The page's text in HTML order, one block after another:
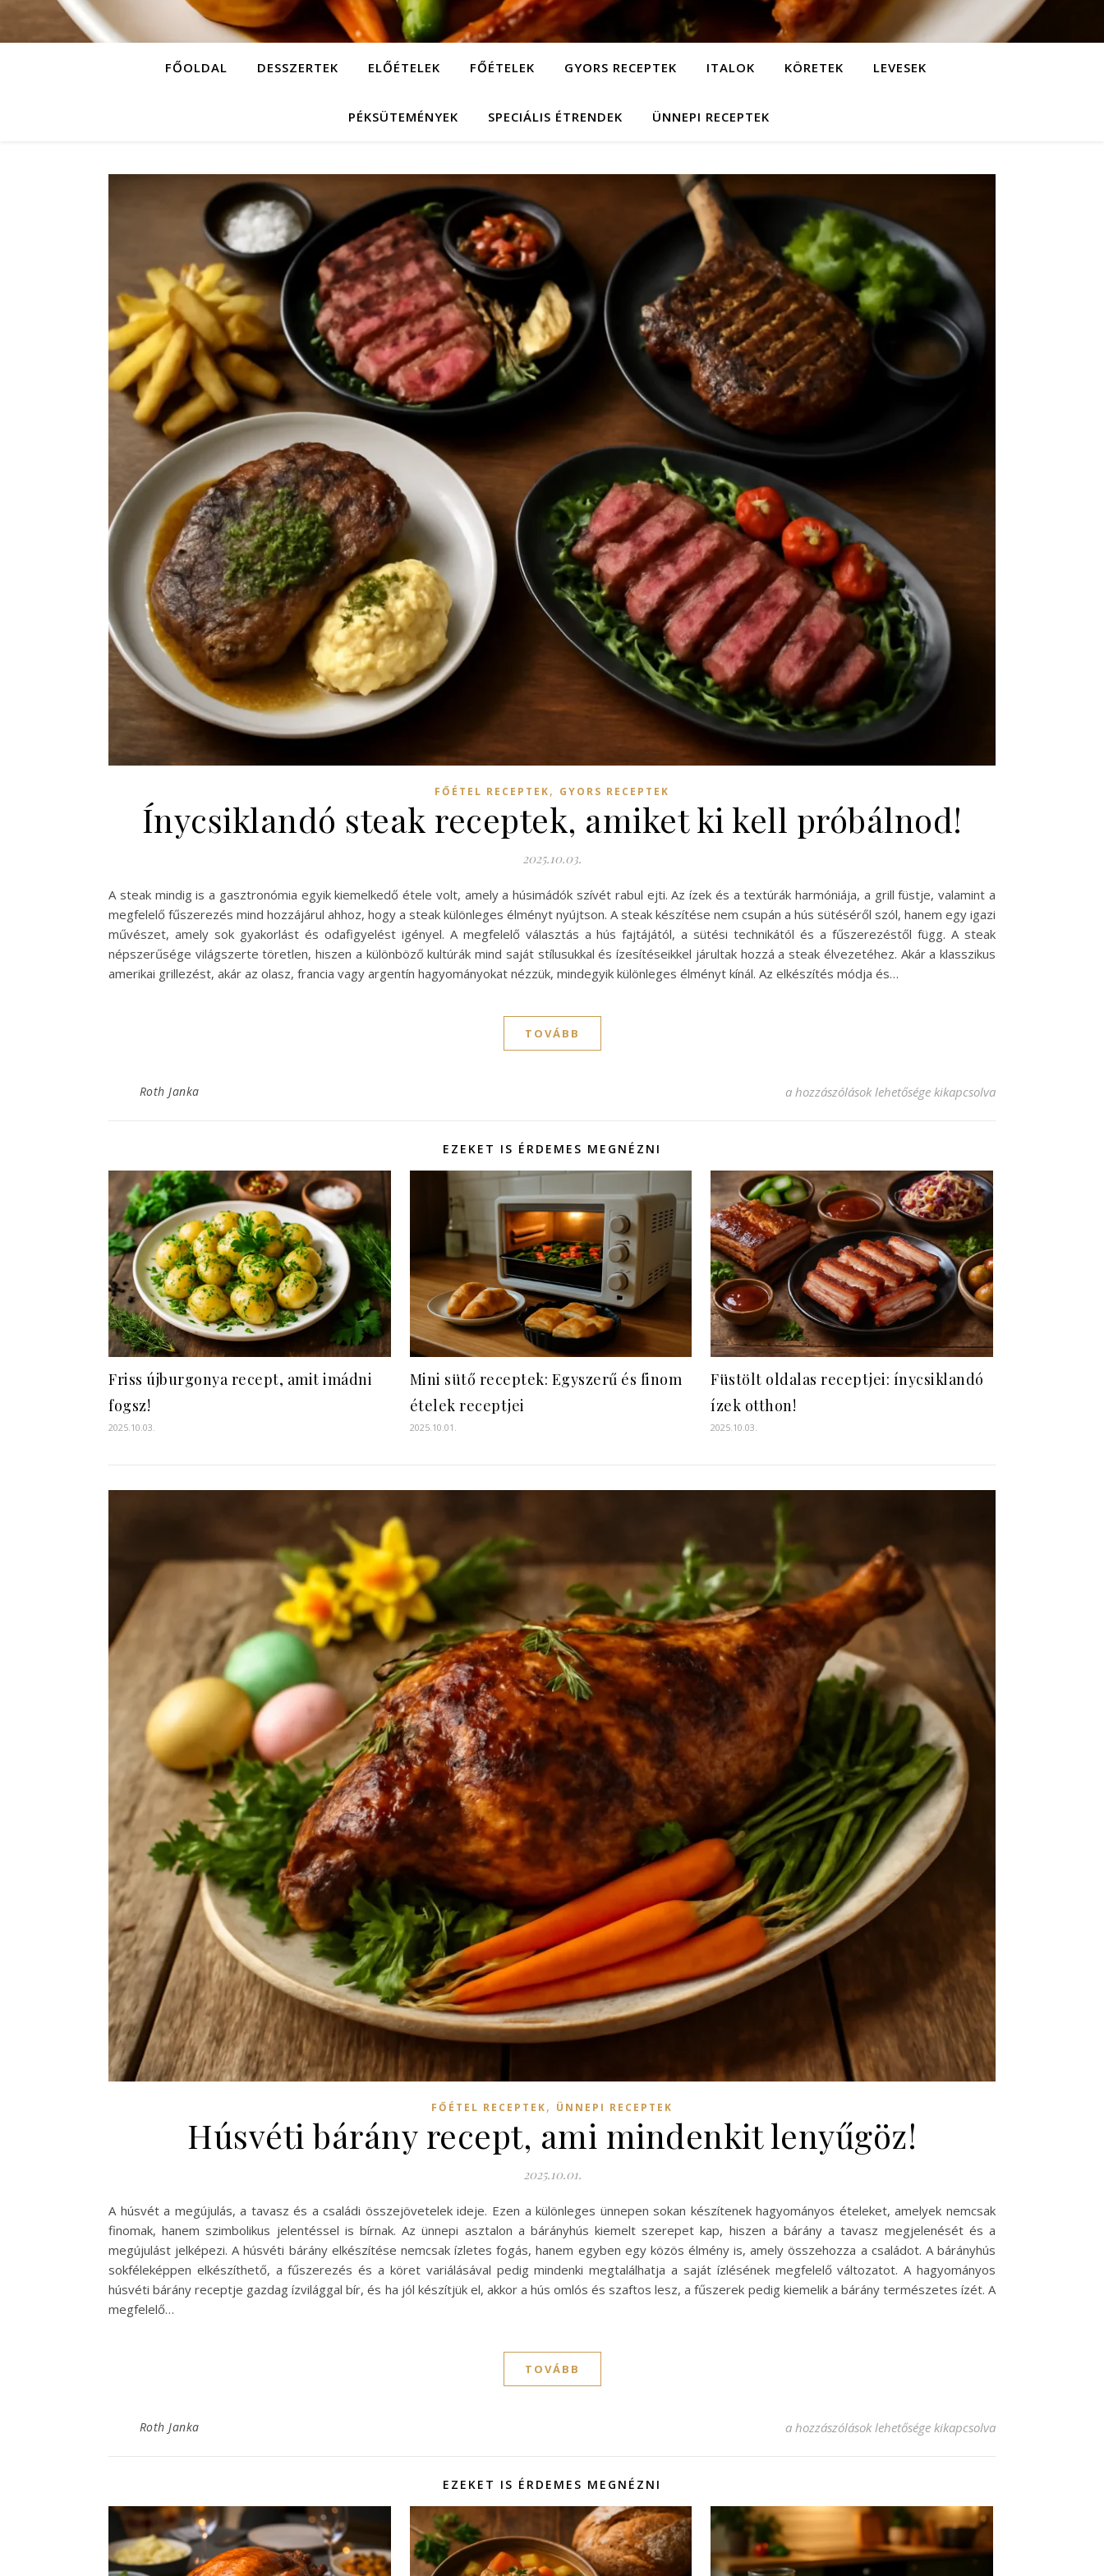
FŐOLDAL DESSZERTEK ELŐÉTELEK FŐÉTELEK GYORS RECEPTEK ITALOK KÖRETEK LEVESEK
PÉKSÜTEMÉNYEK SPECIÁLIS ÉTRENDEK ÜNNEPI RECEPTEK
FŐÉTEL RECEPTEK, GYORS RECEPTEK
Ínycsiklandó steak receptek, amiket ki kell próbálnod!
2025.10.03.
A steak mindig is a gasztronómia egyik kiemelkedő étele volt, amely a húsimádók szívét rabul ejti. Az ízek és a textúrák harmóniája, a grill füstje, valamint a
megfelelő fűszerezés mind hozzájárul ahhoz, hogy a steak különleges élményt nyújtson. A steak készítése nem csupán a hús sütéséről szól, hanem egy igazi
művészet, amely sok gyakorlást és odafigyelést igényel. A megfelelő választás a hús fajtájától, a sütési technikától és a fűszerezéstől függ. A steak
népszerűsége világszerte töretlen, hiszen a különböző kultúrák mind saját stílusukkal és ízesítéseikkel járultak hozzá a steak élvezetéhez. Akár a klasszikus
amerikai grillezést, akár az olasz, francia vagy argentín hagyományokat nézzük, mindegyik különleges élményt kínál. Az elkészítés módja és…
TOVÁBB
Roth Janka Ínycsiklandó steak receptek, amiket ki kell próbálnod!
a hozzászólások lehetősége kikapcsolva
EZEKET IS ÉRDEMES MEGNÉZNI
Friss újburgonya recept, amit imádni
fogsz!
2025.10.03.
Mini sütő receptek: Egyszerű és finom
ételek receptjei
2025.10.01.
Füstölt oldalas receptjei: ínycsiklandó
ízek otthon!
2025.10.03.
FŐÉTEL RECEPTEK, ÜNNEPI RECEPTEK
Húsvéti bárány recept, ami mindenkit lenyűgöz!
2025.10.01.
A húsvét a megújulás, a tavasz és a családi összejövetelek ideje. Ezen a különleges ünnepen sokan készítenek hagyományos ételeket, amelyek nemcsak
finomak, hanem szimbolikus jelentéssel is bírnak. Az ünnepi asztalon a bárányhús kiemelt szerepet kap, hiszen a bárány a tavasz megjelenését és a
megújulást jelképezi. A húsvéti bárány elkészítése nemcsak ízletes fogás, hanem egyben egy közös élmény is, amely összehozza a családot. A bárányhús
sokféleképpen elkészíthető, a fűszerezés és a köret variálásával pedig mindenki megtalálhatja a saját ízlésének megfelelő változatot. A hagyományos
húsvéti bárány receptje gazdag ízvilággal bír, és ha jól készítjük el, akkor a hús omlós és szaftos lesz, a fűszerek pedig kiemelik a bárány természetes ízét. A
megfelelő…
TOVÁBB
Roth Janka Húsvéti bárány recept, ami mindenkit lenyűgöz!
a hozzászólások lehetősége kikapcsolva
EZEKET IS ÉRDEMES MEGNÉZNI